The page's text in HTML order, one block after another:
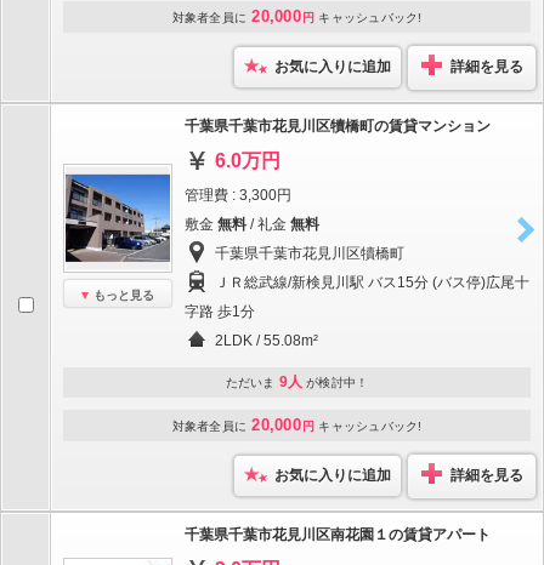
対象者全員に 20,000 円 キャッシュバック!
お気に入りに追加 詳細を見る
もっと見る
千葉県千葉市花見川区犢橋町の賃貸マンション
6.0万円
管理費 : 3,300円
敷金 無料 / 礼金 無料
千葉県千葉市花見川区犢橋町
ＪＲ総武線/新検見川駅 バス15分 (バス停)広尾十
字路 歩1分
2LDK / 55.08m²
ただいま 9人 が検討中！
対象者全員に 20,000 円 キャッシュバック!
お気に入りに追加 詳細を見る
千葉県千葉市花見川区南花園１の賃貸アパート